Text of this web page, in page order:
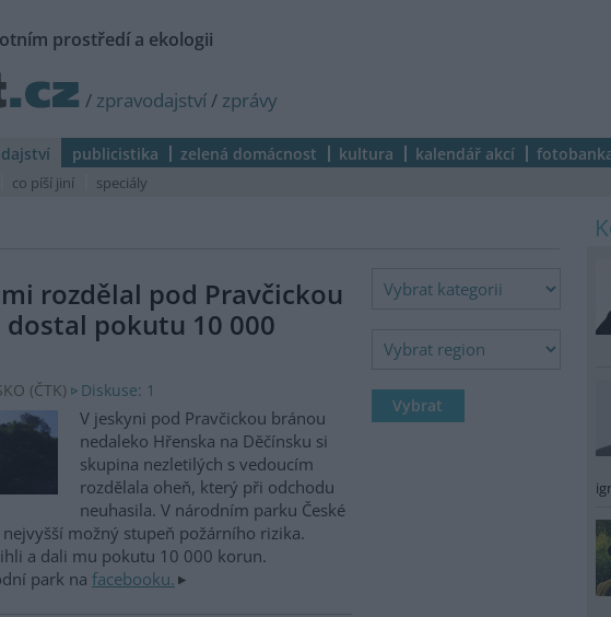
prostředí a ekologii
/ zpravodajství/ zprávy
publicistika zelená domácnost kultura kalendář akcí
co píší jiní speciály
rozdělal pod Pravčickou
pokutu 10 000
(ČTK) Diskuse: 1
V jeskyni pod Pravčickou bránou
nedaleko Hřenska na Děčínsku si
skupina nezletilých s vedoucím
rozdělala oheň, který při odchodu
neuhasila. V národním parku České
možný stupeň požárního rizika.
a dali mu pokutu 10 000 korun.
park na facebooku.